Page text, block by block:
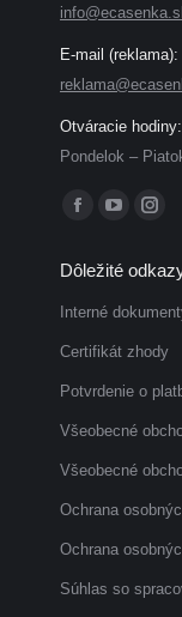
E-mail (reklama):
Otváracie hodiny:
Pondelok –
Find us on:
Facebook
opens
in
new
YouTube
opens
in
new
opens
in
new
Dôležité
Interné
Certifikát zhody
Potvrdenie o
Všeobecné
Všeobecné
Ochrana
Ochrana
Súhlas so